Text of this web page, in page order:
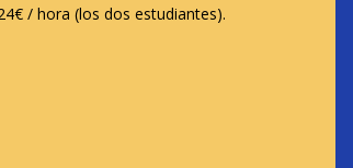
/ hora (los dos estudiantes).